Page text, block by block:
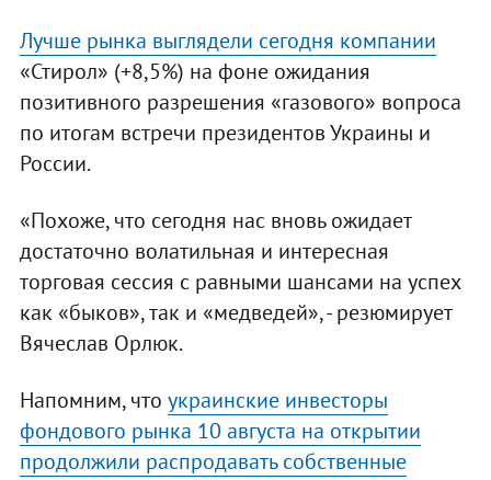
Лучше рынка выглядели сегодня компании
«Стирол» (+8,5%) на фоне ожидания
позитивного разрешения «газового» вопроса
по итогам встречи президентов Украины и
России.
«Похоже, что сегодня нас вновь ожидает
достаточно волатильная и интересная
торговая сессия с равными шансами на успех
как «быков», так и «медведей», - резюмирует
Вячеслав Орлюк.
Напомним, что украинские инвесторы
фондового рынка 10 августа на открытии
продолжили распродавать собственные